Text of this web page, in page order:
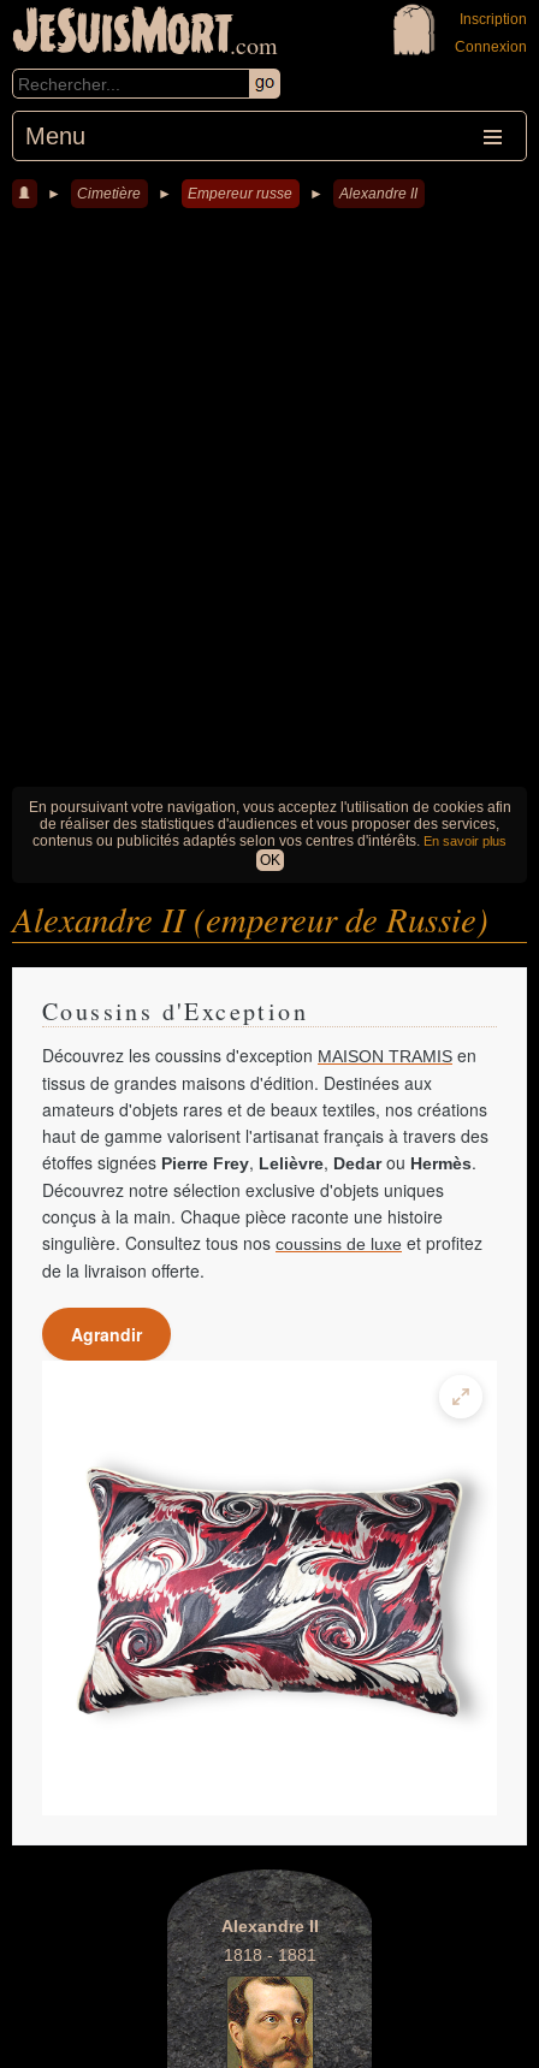
JeSuisMort.com
Menu
Inscription
Connexion
► Cimetière ► Empereur russe ► Alexandre II
En poursuivant votre navigation, vous acceptez l'utilisation de cookies afin
de réaliser des statistiques d'audiences et vous proposer des services,
contenus ou publicités adaptés selon vos centres d'intérêts. En savoir plus
OK
Alexandre II (empereur de Russie)
Coussins d'Exception
Découvrez les coussins d'exception MAISON TRAMIS en
tissus de grandes maisons d'édition. Destinées aux
amateurs d'objets rares et de beaux textiles, nos créations
haut de gamme valorisent l'artisanat français à travers des
étoffes signées Pierre Frey, Lelièvre, Dedarou Hermès.
Découvrez notre sélection exclusive d'objets uniques
conçus à la main. Chaque pièce raconte une histoire
singulière. Consultez tous nos coussins de luxe et profitez
de la livraison offerte.
Agrandir
Alexandre II
1818 - 1881